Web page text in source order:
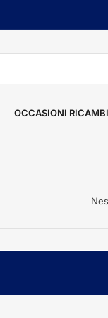
OCCASIONI RICAMBI